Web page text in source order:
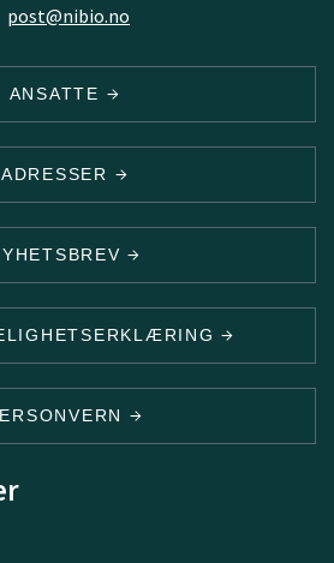
post@nibio.no
ANSATTE
ADRESSER